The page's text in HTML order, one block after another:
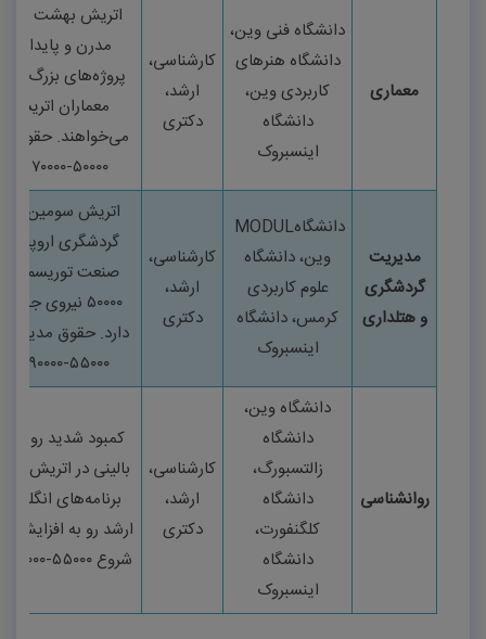
معماری
دانشگاه فنی وین،
دانشگاه هنرهای
کاربردی وین،
دانشگاه
اینسبروک
کارشناسی،
ارشد،
دکتری
اتریش بهشت
مدرن و پایدار.
پروژه‌های بزرگ
معماران اتریشی
می‌خواهند. حقوق
۵۰۰۰۰-۷۰۰۰۰
مدیریت
گردشگری
و هتلداری
دانشگاهMODUL
وین، دانشگاه
علوم کاربردی
کرمس، دانشگاه
اینسبروک
کارشناسی،
ارشد،
دکتری
اتریش سومین
گردشگری اروپا
صنعت توریسم
۵۰۰۰۰ نیروی جدید
دارد. حقوق
۵۵۰۰۰-۹۰۰۰۰
روانشناسی
دانشگاه وین،
دانشگاه
زالتسبورگ،
دانشگاه
کلگنفورت،
دانشگاه
اینسبروک
کارشناسی،
ارشد،
دکتری
کمبود شدید
بالینی در اتریش و
برنامه‌های
ارشد رو به افزایش.
شروع۵۵۰۰۰-۷۵۰۰۰